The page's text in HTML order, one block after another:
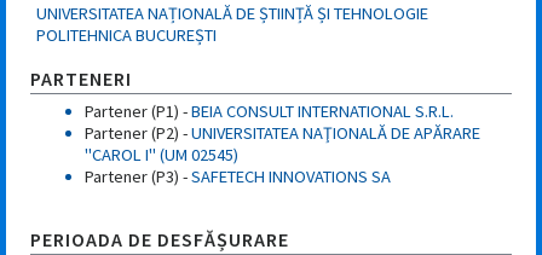
UNIVERSITATEA NAȚIONALĂ DE ȘTIINȚĂ ȘI TEHNOLOGIE
POLITEHNICA BUCUREȘTI
PARTENERI
Partener (P1) -BEIA CONSULT INTERNATIONAL S.R.L.
Partener (P2) -UNIVERSITATEA NAŢIONALĂ DE APĂRARE
"CAROL I" (UM 02545)
Partener (P3) -SAFETECH INNOVATIONS SA
PERIOADA DE DESFĂȘURARE